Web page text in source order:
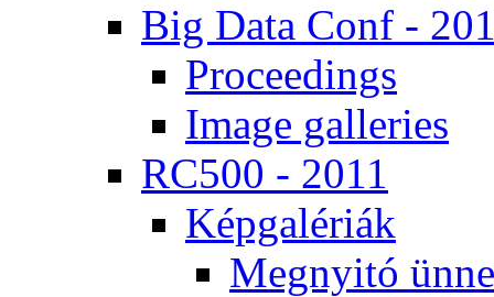
Big Da­ta Conf -
Pro­ce­e­dings
Image gal­le­ri­es
RC500 - 2011
Kép­ga­lé­ri­ák
Meg­nyi­tó